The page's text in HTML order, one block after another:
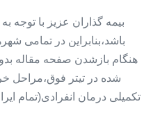
بیمه گذاران عزیز با توجه به
باشد،بنابراین در تمامی
هنگام بازشدن صفحه مقاله
شده در تیتر فوق،مراحل
تکمیلی درمان انفرادی(تمام